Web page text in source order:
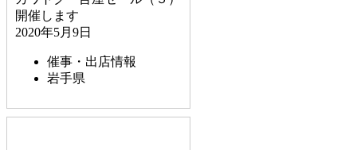
開催します
2020年5月9日
催事・出店情報
岩手県